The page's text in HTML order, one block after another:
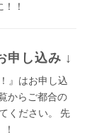
！
申し込み ↓
』はお申し込
からご都合の
ください。 先